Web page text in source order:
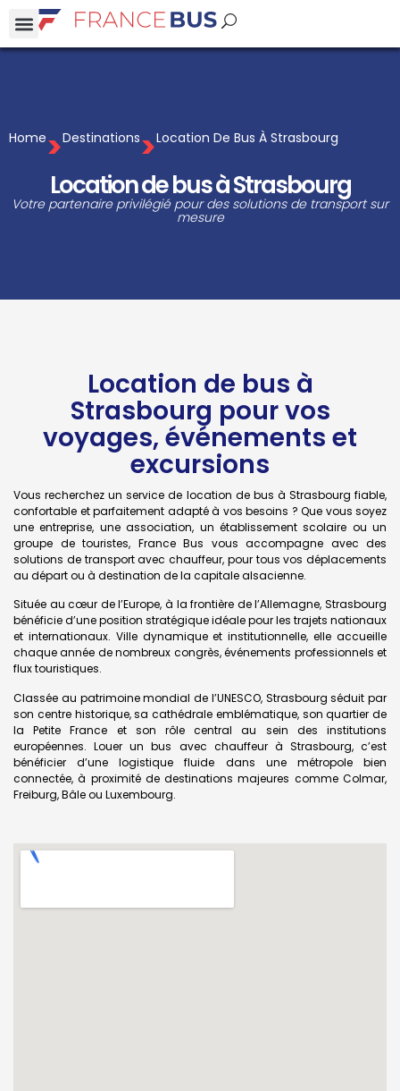
Home>Destinations>Location De Bus À Strasbourg
Location de bus à Strasbourg
Votre partenaire privilégié pour des solutions de transport sur
mesure
Location de bus à
Strasbourg pour vos
voyages, événements et
excursions
Vous recherchez un service de location de bus à Strasbourg fiable,
confortable et parfaitement adapté à vos besoins ? Que vous soyez
une entreprise, une association, un établissement scolaire ou un
groupe de touristes, France Bus vous accompagne avec des
solutions de transport avec chauffeur, pour tous vos déplacements
au départ ou à destination de la capitale alsacienne.
Située au cœur de l’Europe, à la frontière de l’Allemagne, Strasbourg
bénéficie d’une position stratégique idéale pour les trajets nationaux
et internationaux. Ville dynamique et institutionnelle, elle accueille
chaque année de nombreux congrès, événements professionnels et
flux touristiques.
Classée au patrimoine mondial de l’UNESCO, Strasbourg séduit par
son centre historique, sa cathédrale emblématique, son quartier de
la Petite France et son rôle central au sein des institutions
européennes. Louer un bus avec chauffeur à Strasbourg, c’est
bénéficier d’une logistique fluide dans une métropole bien
connectée, à proximité de destinations majeures comme Colmar,
Freiburg, Bâle ou Luxembourg.